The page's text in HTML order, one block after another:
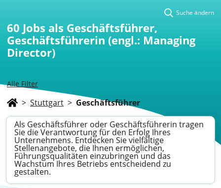
Alle Filter
Suche ändern
60 Jobs als Geschäftsführer,
Geschäftsführerin (engl.: Managing
Director)
> Stuttgart > Geschäftsführer
Als Geschäftsführer oder Geschäftsführerin tragen
Sie die Verantwortung für den Erfolg Ihres
Unternehmens. Entdecken Sie vielfältige
Stellenangebote, die Ihnen ermöglichen,
Führungsqualitäten einzubringen und das
Wachstum Ihres Betriebs entscheidend zu
gestalten.